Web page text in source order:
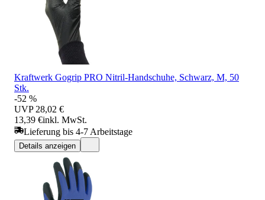
Kraftwerk Gogrip PRO Nitril-Handschuhe, Schwarz, M, 50
Stk.
-52 %
UVP 28,02 €
13,39 €inkl. MwSt.
Lieferung bis 4-7 Arbeitstage
Details anzeigen